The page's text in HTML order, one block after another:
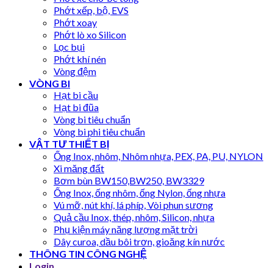
Phớt xếp, bộ, EVS
Phớt xoay
Phớt lò xo Silicon
Lọc bụi
Phớt khí nén
Vòng đệm
VÒNG BI
Hạt bi cầu
Hạt bi đũa
Vòng bi tiêu chuẩn
Vòng bi phi tiêu chuẩn
VẬT TƯ THIẾT BỊ
Ống Inox, nhôm, Nhôm nhựa, PEX, PA, PU, NYLON
Xi măng đất
Bơm bùn BW150,BW250, BW3329
Ống Inox, ống nhôm, ống Nylon, ống nhựa
Vú mỡ, nút khí, lá phíp, Vòi phun sương
Quả cầu Inox, thép, nhôm, Silicon, nhựa
Phụ kiện máy năng lượng mặt trời
Dây curoa, dầu bôi trơn, gioăng kín nước
THÔNG TIN CÔNG NGHỆ